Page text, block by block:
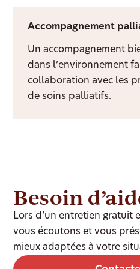
Accompagnement
Un accompagnement
dans l’environnement
collaboration avec les
de soins palliatifs.
Besoin
Lors d’un entretien gratuit
vous écoutons et vous
mieux adaptées à votre